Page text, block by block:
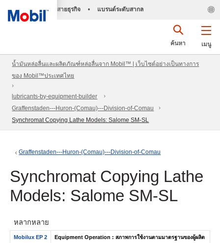
สายธุรกิจ • แบรนด์ระดับสากล
เมนู
ค้นหา
น้ำมันหล่อลื่นและผลิตภัณฑ์หล่อลื่นจาก Mobil™ | เว็บไซต์อย่างเป็นทางการ
ของ Mobil™ประเทศไทย
lubricants-by-equipment-builder
Graffenstaden---Huron-(Comau)---Division-of-Comau
Synchromat Copying Lathe Models: Salome SM-SL
Graffenstaden---Huron-(Comau)---Division-of-Comau
Synchromat Copying Lathe
Models: Salome SM-SL
หลากหลาย
Mobilux EP 2 Equipment Operation : สภาพการใช้งานตามมาตรฐานของผู้ผลิต